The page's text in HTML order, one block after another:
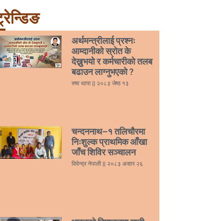
अर्थमन्त्रीलाई प्रश्नः
आम्दानीको स्रोत के
देख्नुभयो र कर्मचारीको तलब
बढाउन लाग्नुभएको ?
रुषा थापा २०८३ जेष्ठ १३
चन्दननाथ–१ तलिचौरमा
निःशुल्क प्राथमिक आँखा
जाँच शिविर सञ्चालन
विवेन्द्र नेपाली २०८३ असार २६